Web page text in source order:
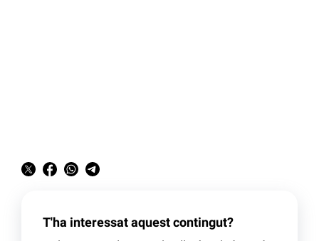
T'ha interessat aquest contingut?